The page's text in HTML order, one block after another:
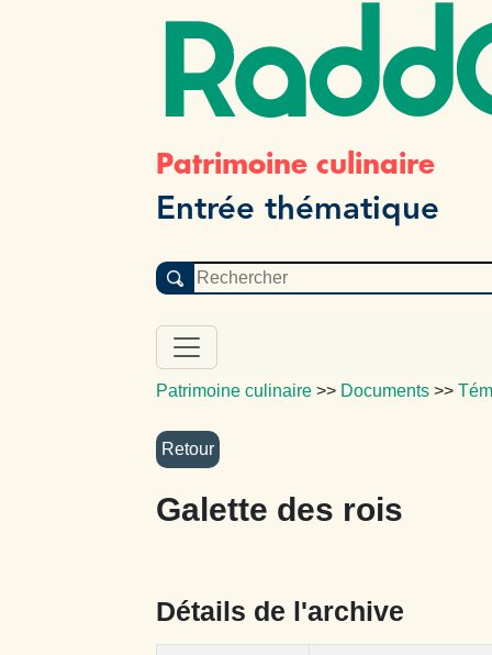
Patrimoine culinaire
Entrée thématique
Patrimoine culinaire >> Documents >>
Galette des rois
Détails de l'archive